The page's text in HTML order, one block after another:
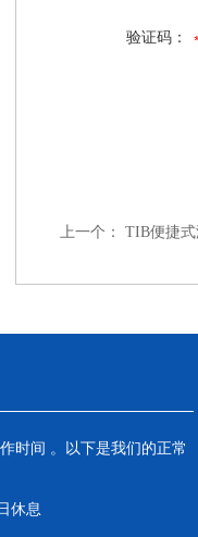
验证码：
上一个： TIB便捷
时间 。以下是我们的正常
休息